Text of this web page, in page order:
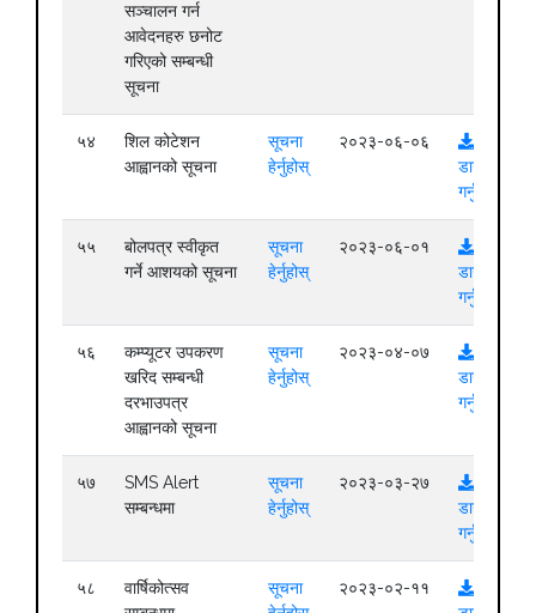
सञ्चालन गर्न
आवेदनहरु छनोट
गरिएको सम्बन्धी
सूचना
५४
शिल कोटेशन
आह्वानको सूचना
सूचना
हेर्नुहोस्
२०२३-०६-०६
डाउनलोड
गर्नुहोस्
५५
बोलपत्र स्वीकृत
गर्ने आशयको सूचना
सूचना
हेर्नुहोस्
२०२३-०६-०१
डाउनलोड
गर्नुहोस्
५६
कम्प्यूटर उपकरण
खरिद सम्बन्धी
दरभाउपत्र
आह्वानको सूचना
सूचना
हेर्नुहोस्
२०२३-०४-०७
डाउनलोड
गर्नुहोस्
५७
SMS Alert
सम्बन्धमा
सूचना
हेर्नुहोस्
२०२३-०३-२७
डाउनलोड
गर्नुहोस्
५८
वार्षिकोत्सव
सूचना
२०२३-०२-११